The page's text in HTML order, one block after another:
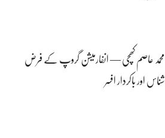
محمد عاصم کھچی — انفارمیشن گروپ کے فرض
شناس اور باکردار افسر